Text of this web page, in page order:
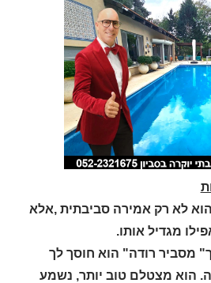
הוא לא רק אמירה סביבתית ,אלא
מגדיל אותו.
מסביר רודה" הוא חוסך לך
הוא מצטלם טוב יותר, נשמע